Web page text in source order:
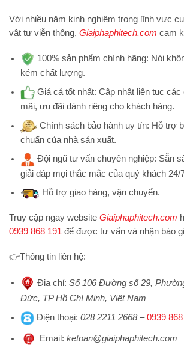
Với nhiều năm kinh nghiệm trong lĩnh vực
vật tư viễn thông, Giaiphaphitech.com cam
100% sản phẩm chính hãng: Nói
kém chất lượng.
Giá cả tốt nhất: Cập nhật liên tục
mãi, ưu đãi dành riêng cho khách hàng.
Chính sách bảo hành uy tín: Hỗ trợ
chuẩn của nhà sản xuất.
Đội ngũ tư vấn chuyên nghiệp: Sẵn
giải đáp mọi thắc mắc của quý khách 24/
Hỗ trợgiao hàng, vận chuyển.
Truy cập ngay website Giaiphaphitech.com
0939 868 191 để được tư vấn và nhận báo
👉Thông tin liên hệ:
Địa chỉ: Số 106 Đường số 29,
Đức, TP Hồ Chí Minh, Việt Nam
Điện thoại: 028 2211 2668–0939
Email: ketoan@giaiphaphitech.com